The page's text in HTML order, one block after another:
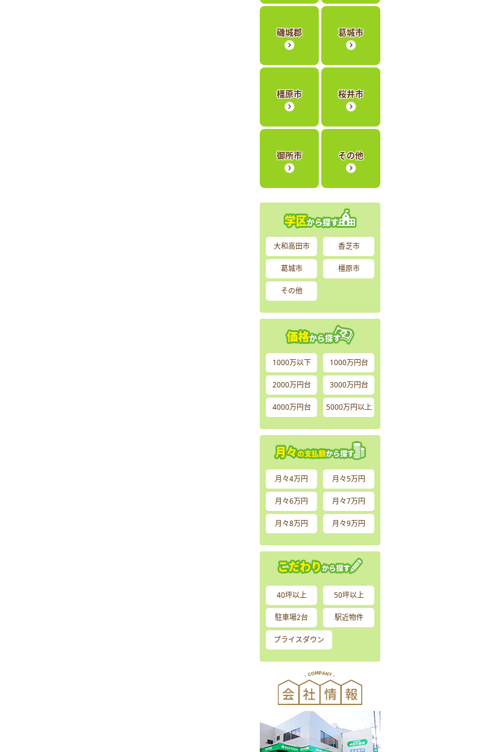
磯城郡 葛城市
橿原市 桜井市
御所市 その他
大和高田市 香芝市
葛城市 橿原市
その他
1000万以下 1000万円台
2000万円台 3000万円台
4000万円台 5000万円以上
月々4万円 月々5万円
月々6万円 月々7万円
月々8万円 月々9万円
40坪以上 50坪以上
駐車場2台 駅近物件
プライスダウン